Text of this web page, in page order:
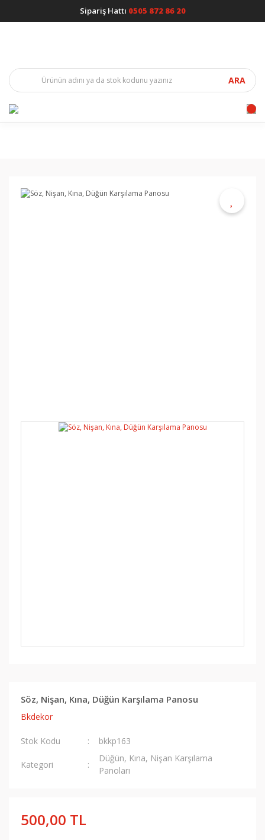
Sipariş Hattı 0505 872 86 20
ARA
Söz, Nişan, Kına, Düğün Karşılama Panosu
Bkdekor
Stok Kodu bkkp163
Kategori
Düğün, Kına, Nişan Karşılama
Panoları
500,00 TL